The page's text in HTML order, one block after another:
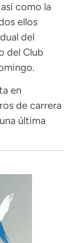
como la
ellos
del
del Club
en
de carrera
última